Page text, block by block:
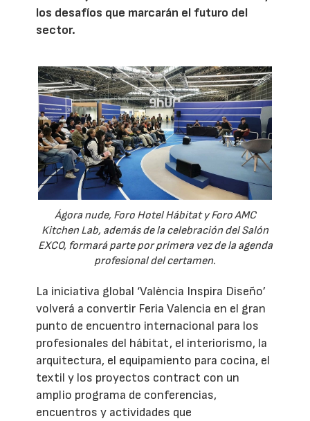
los desafíos que marcarán el futuro del
sector.
Ágora nude, Foro Hotel Hábitat y Foro AMC
Kitchen Lab, además de la celebración del Salón
EXCO, formará parte por primera vez de la agenda
profesional del certamen.
La iniciativa global ‘València Inspira Diseño’
volverá a convertir Feria Valencia en el gran
punto de encuentro internacional para los
profesionales del hábitat, el interiorismo, la
arquitectura, el equipamiento para cocina, el
textil y los proyectos contract con un
amplio programa de conferencias,
encuentros y actividades que